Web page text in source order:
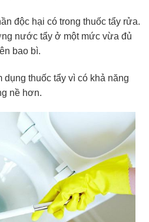
độc hại có trong thuốc tẩy rửa.
nước tẩy ở một mức vừa đủ
bao bì.
dụng thuốc tẩy vì có khả năng
nề hơn.